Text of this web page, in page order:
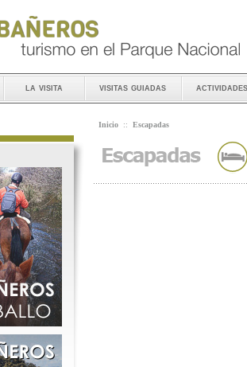
la visita visitas guiadas actividades
Inicio :: Escapadas